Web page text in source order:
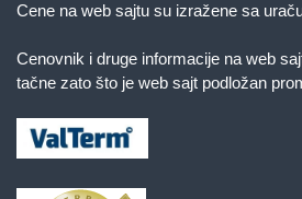
Cene na web sajtu su izražene sa
Cenovnik i druge informacije na web
tačne zato što je web sajt podložan